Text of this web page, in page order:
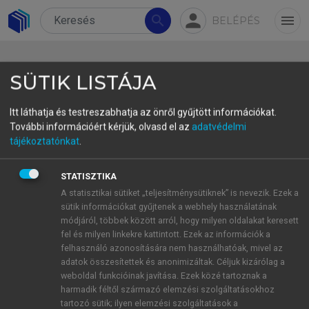
search person BELÉPÉS menu
5.1. Névelő (nem-egyedi)
köznevekkel
Imre Samu szerint tehát „melléknévi jelző előtt
általában névelőt találunk, ha a szerkezet kifejezte
fogalom határozott”. Vagyis egy jelző jelenléte
elvileg nem befolyásolja a névelőhasználat
legtriviálisabb szabályát: nem várunk névelőt
határozatlan kifejezések mellett (18), viszont a
névelő jelzi, ha egy főnévi kifejezés határozott
SÜTIK LISTÁJA
Itt láthatja és testreszabhatja az önről gyűjtött információkat.
További információért kérjük, olvasd el az adatvédelmi
tájékoztatónkat.
STATISZTIKA
A statisztikai sütiket „teljesítménysütiknek” is nevezik. Ezek a
sütik információkat gyűjtenek a webhely használatának
módjáról, többek között arról, hogy milyen oldalakat keresett
fel és milyen linkekre kattintott. Ezek az információk a
felhasználó azonosítására nem használhatóak, mivel az
adatok összesítettek és anonimizáltak. Céljuk kizárólag a
weboldal funkcióinak javítása. Ezek közé tartoznak a
harmadik féltől származó elemzési szolgáltatásokhoz
tartozó sütik; ilyen elemzési szolgáltatások a